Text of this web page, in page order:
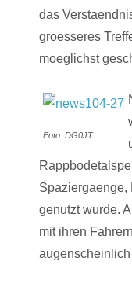
das
groesseres
moeglichst
Foto: DG0JT
Spaziergaenge,
genutzt wurde.
mit ihren